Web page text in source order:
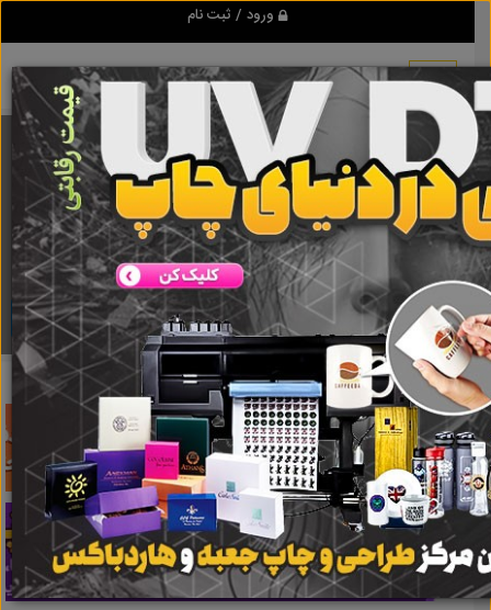
ورود / ثبت نام
برنامه اندروید تبلیغ شو
مرجع نیازمندیها و تبلیغات اینترنتی
دانلود